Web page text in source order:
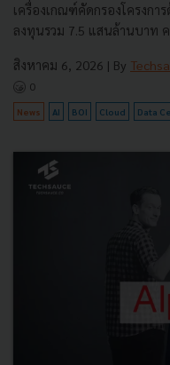
เครื่องเกณฑ์คัดกรองโครงกา
ลงทุนรวม 7.5 แสนล้านบาท
สิงหาคม 6, 2026 | By
0
News AI BOI Cloud Data